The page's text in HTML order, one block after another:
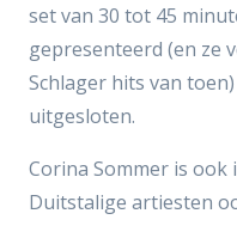
set van 30 tot 45
gepresenteerd (en ze
Schlager hits van
uitgesloten.
Corina Sommer is
Duitstalige artiesten